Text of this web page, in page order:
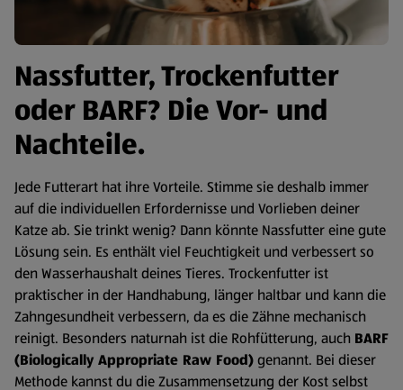
Nassfutter, Trockenfutter
oder BARF? Die Vor- und
Nachteile.
Jede Futterart hat ihre Vorteile. Stimme sie deshalb immer
auf die individuellen Erfordernisse und Vorlieben deiner
Katze ab. Sie trinkt wenig? Dann könnte Nassfutter eine gute
Lösung sein. Es enthält viel Feuchtigkeit und verbessert so
den Wasserhaushalt deines Tieres. Trockenfutter ist
praktischer in der Handhabung, länger haltbar und kann die
Zahngesundheit verbessern, da es die Zähne mechanisch
reinigt. Besonders naturnah ist die Rohfütterung, auch BARF
(Biologically Appropriate Raw Food)genannt. Bei dieser
Methode kannst du die Zusammensetzung der Kost selbst